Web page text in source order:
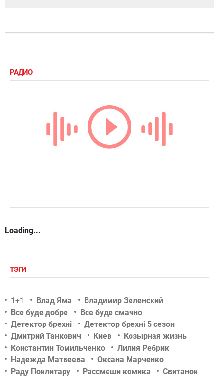
РАДИО
Loading...
ТЭГИ
1+1 Влад Яма
Владимир Зеленский
Все буде добре
Все буде смачно
Детектор брехні
Детектор брехні 5 сезон
Дмитрий Танкович
Киев
Козырная жизнь
Константин Томильченко
Лилия Ребрик
Надежда Матвеева
Оксана Марченко
Раду Поклитару
Рассмеши комика
Свитанок